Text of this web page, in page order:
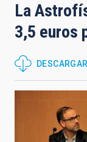
La
3,5 euros
DESCARGAR